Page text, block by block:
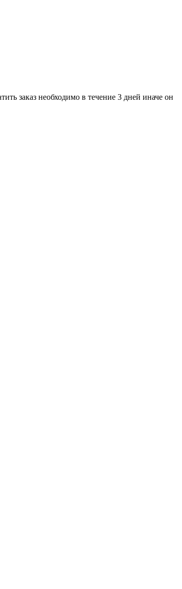
заказ необходимо в течение 3 дней иначе он